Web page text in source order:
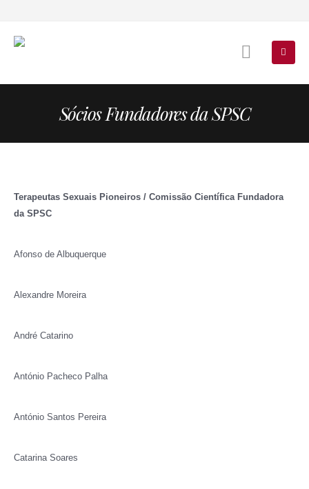
Sócios Fundadores da SPSC
Terapeutas Sexuais Pioneiros / Comissão Científica Fundadora
da SPSC
Afonso de Albuquerque
Alexandre Moreira
André Catarino
António Pacheco Palha
António Santos Pereira
Catarina Soares